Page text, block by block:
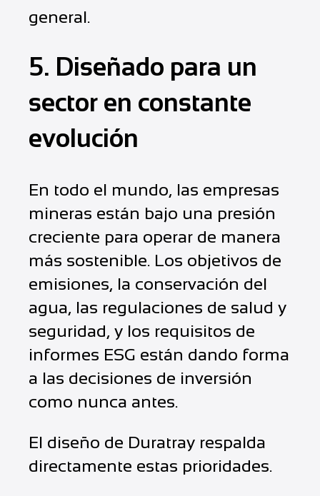
general.
5. Diseñado para un
sector en constante
evolución
En todo el mundo, las empresas
mineras están bajo una presión
creciente para operar de manera
más sostenible. Los objetivos de
emisiones, la conservación del
agua, las regulaciones de salud y
seguridad, y los requisitos de
informes ESG están dando forma
a las decisiones de inversión
como nunca antes.
El diseño de Duratray respalda
directamente estas prioridades.